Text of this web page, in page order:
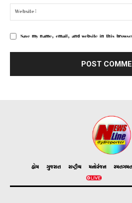
Save my name, email, and website in this
હોમ ગુજરાત રાષ્ટ્રીય મનોરંજન રમતગમત